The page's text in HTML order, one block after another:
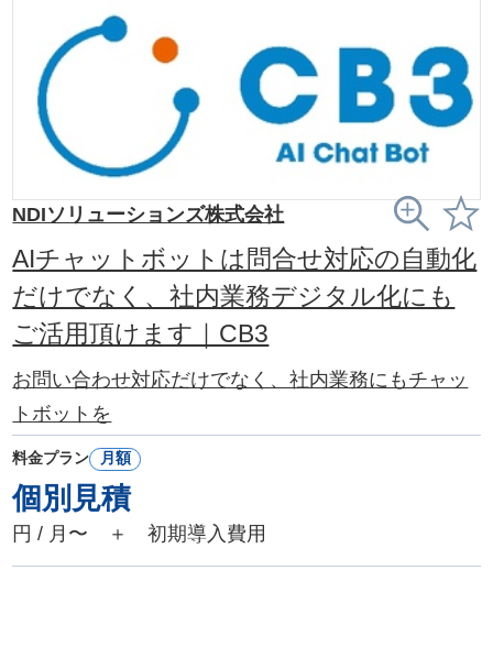
NDIソリューションズ株式会社
AIチャットボットは問合せ対応の自動化
だけでなく、社内業務デジタル化にも
ご活用頂けます｜CB3
お問い合わせ対応だけでなく、社内業務にもチャッ
トボットを
料金プラン 月額
個別見積
円 / 月〜 ＋ 初期導入費用